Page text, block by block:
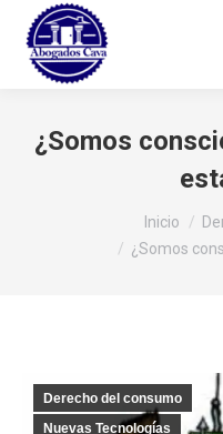
¿Somos
Inicio
¿Somos
Derecho del consumo
Nuevas Tecnologías